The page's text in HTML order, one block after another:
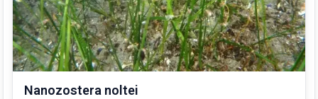
Nanozostera noltei